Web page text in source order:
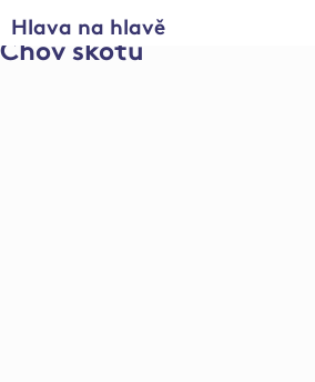
Hlava na hlavě
Chov skotu